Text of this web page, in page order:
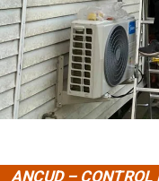
ANCUD – CONTROL